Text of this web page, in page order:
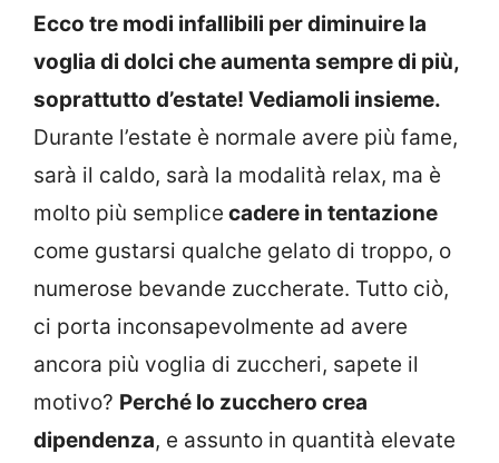
Ecco tre modi infallibili per diminuire la
voglia di dolci che aumenta sempre di più,
soprattutto d’estate! Vediamoli insieme.
Durante l’estate è normale avere più fame,
sarà il caldo, sarà la modalità relax, ma è
molto più semplice cadere in tentazione
come gustarsi qualche gelato di troppo, o
numerose bevande zuccherate. Tutto ciò,
ci porta inconsapevolmente ad avere
ancora più voglia di zuccheri, sapete il
motivo? Perché lo zucchero crea
dipendenza, e assunto in quantità elevate